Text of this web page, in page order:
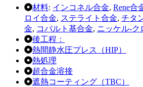
材料: インコネル合金, Rene合
ロイ合金, ステライト合金, チタ
金, コバルト基合金, ニッケル-ク
後工程：
熱間静水圧プレス（HIP）
熱処理
超合金溶接
遮熱コーティング（TBC）